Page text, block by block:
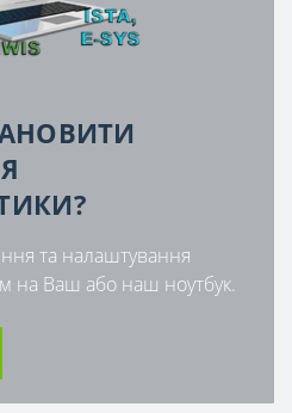
та налаштування
на Ваш або наш ноутбук.